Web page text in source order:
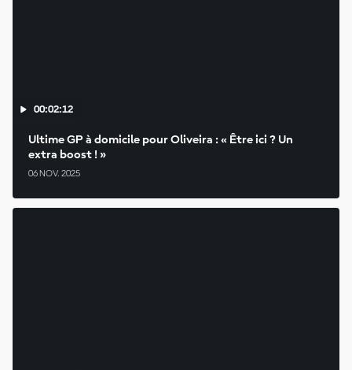
00:02:12
Ultime GP à domicile pour Oliveira : « Être ici ? Un
extra boost ! »
06 NOV. 2025